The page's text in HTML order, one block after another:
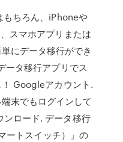
もちろん、iPhoneや
スマホアプリまたは
にデータ移行ができ
ータ移行アプリでス
Googleアカウント.
末でもログインして
ンロード. データ移行
ートスイッチ）」の